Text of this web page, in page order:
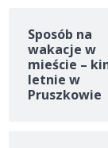
Sposób na
wakacje w
mieście –
letnie w
Pruszkowie